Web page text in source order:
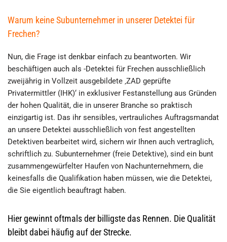
Warum keine Subunternehmer in unserer Detektei für
Frechen?
Nun, die Frage ist denkbar einfach zu beantworten. Wir
beschäftigen auch als -Detektei für Frechen ausschließlich
zweijährig in Vollzeit ausgebildete ‚ZAD geprüfte
Privatermittler (IHK)‘ in exklusiver Festanstellung aus Gründen
der hohen Qualität, die in unserer Branche so praktisch
einzigartig ist. Das ihr sensibles, vertrauliches Auftragsmandat
an unsere Detektei ausschließlich von fest angestellten
Detektiven bearbeitet wird, sichern wir Ihnen auch vertraglich,
schriftlich zu. Subunternehmer (freie Detektive), sind ein bunt
zusammengewürfelter Haufen von Nachunternehmern, die
keinesfalls die Qualifikation haben müssen, wie die Detektei,
die Sie eigentlich beauftragt haben.
Hier gewinnt oftmals der billigste das Rennen. Die Qualität
bleibt dabei häufig auf der Strecke.